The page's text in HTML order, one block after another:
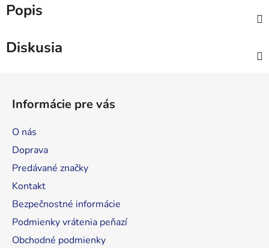
Popis
Diskusia
Informácie pre vás
O nás
Doprava
Predávané značky
Kontakt
Bezpečnostné informácie
Podmienky vrátenia peňazí
Obchodné podmienky